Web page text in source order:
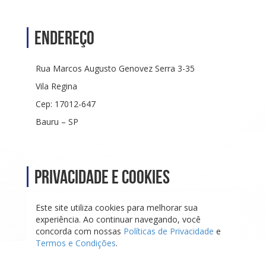
Endereço
Rua Marcos Augusto Genovez Serra 3-35
Vila Regina
Cep: 17012-647
Bauru – SP
Privacidade e Cookies
Este site utiliza cookies para melhorar sua
experiência. Ao continuar navegando, você
concorda com nossas Políticas de Privacidade e
Termos e Condições.